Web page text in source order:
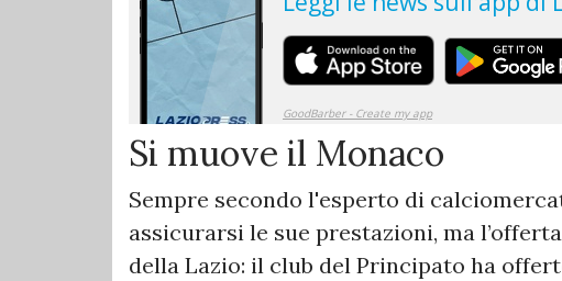
Si muove il Monaco
Sempre secondo l'esperto di
assicurarsi le sue prestazioni, ma
della Lazio: il club del Principato ha